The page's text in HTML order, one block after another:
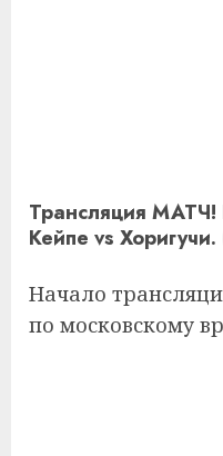
Трансляция МАТЧ!
Кейпе vs
Начало
по московскому